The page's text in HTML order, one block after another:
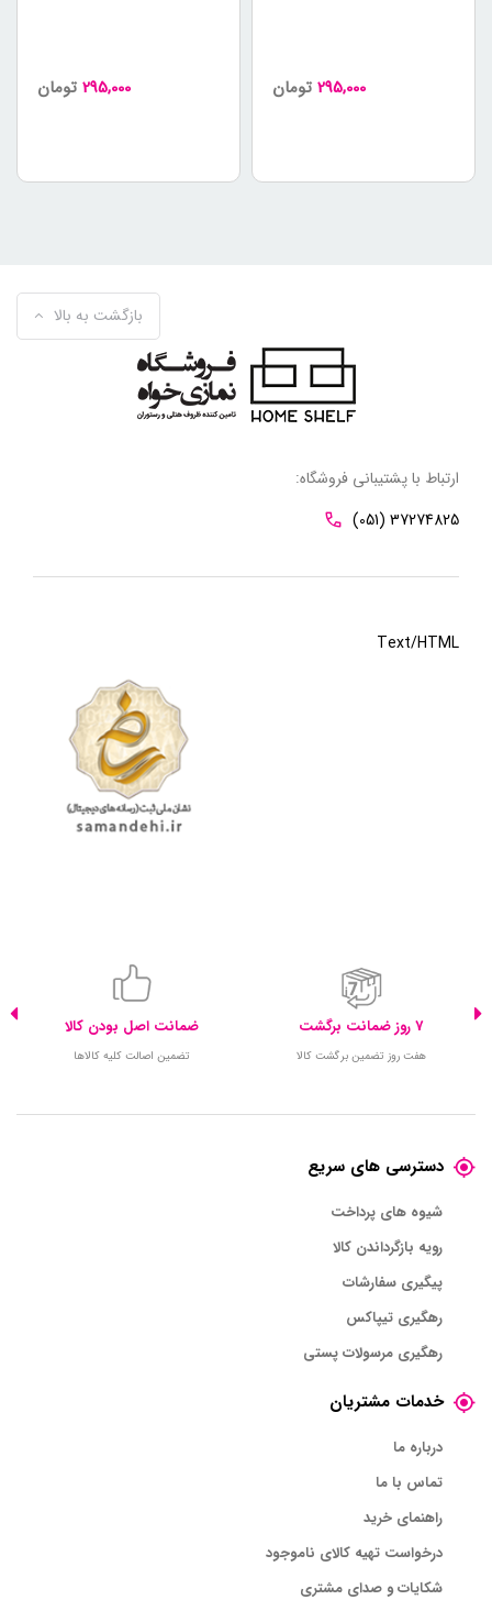
295,000 تومان 295,000 تومان
بازگشت به بالا
ارتباط با پشتیبانی فروشگاه:
(051) 37274825
Text/HTML
7 روز ضمانت برگشت
هفت روز تضمین برگشت کالا
ضمانت اصل بودن کالا
تضمین اصالت کلیه کالاها
دسترسی های سریع
شیوه های پرداخت
رویه بازگرداندن کالا
پیگیری سفارشات
رهگیری تیپاکس
رهگیری مرسولات پستی
خدمات مشتریان
درباره ما
تماس با ما
راهنمای خرید
درخواست تهیه کالای ناموجود
شکایات و صدای مشتری